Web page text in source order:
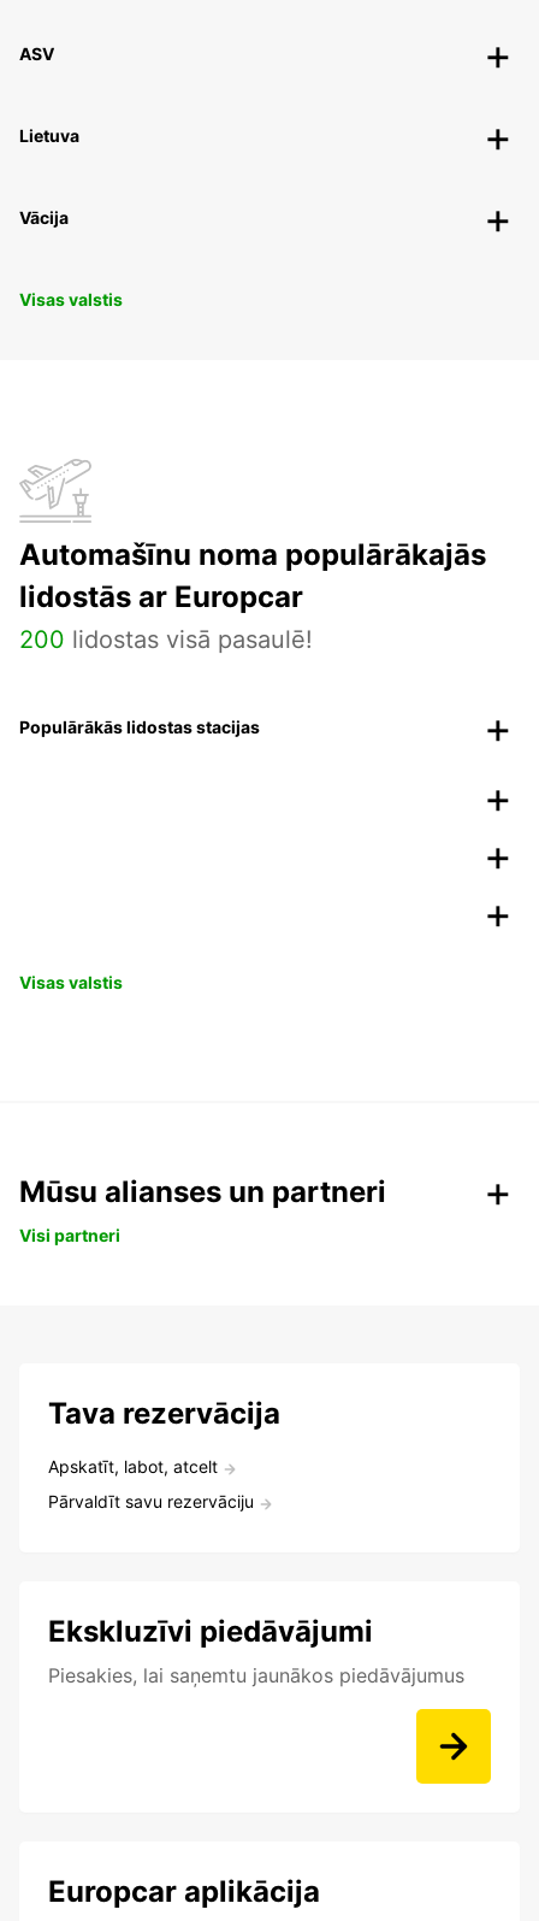
ASV
Lietuva
Vācija
Visas valstis
Automašīnu noma populārākajās
lidostās ar Europcar
200 lidostas visā pasaulē!
Populārākās lidostas stacijas
Visas valstis
Mūsu alianses un partneri
Visi partneri
Tava rezervācija
Apskatīt, labot, atcelt
Pārvaldīt savu rezervāciju
Ekskluzīvi piedāvājumi
Piesakies, lai saņemtu jaunākos piedāvājumus
Europcar aplikācija